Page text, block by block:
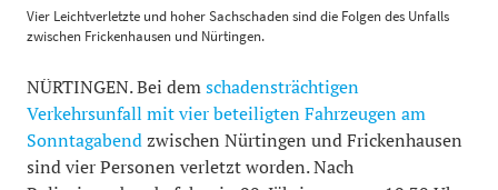
Folgen des Unfalls zwischen Frickenhausen und
Vier Leichtverletzte und hoher Sachschaden sind die Folgen des Unfalls
zwischen Frickenhausen und Nürtingen.
NÜRTINGEN. Bei demschadensträchtigen
Verkehrsunfall mit vier beteiligten Fahrzeugen am
Sonntagabendzwischen Nürtingen und Frickenhausen
sind vier Personen verletzt worden. Nach